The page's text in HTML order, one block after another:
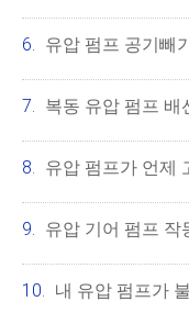
유압 펌프 공기빼
복동 유압 펌프 배
유압 펌프가 언제
유압 기어 펌프 작
내 유압 펌프가